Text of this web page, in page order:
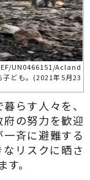
UN0466151/Acland
子ども。(2021年5月23
らす人々を、
の努力を歓迎
斉に避難する
リスクに晒さ
。